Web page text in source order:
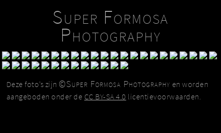
Super Formosa
Photography
Deze foto’s zijn ©Super Formosa Photography en worden
aangeboden onder de CC BY-SA 4.0 licentievoorwaarden.